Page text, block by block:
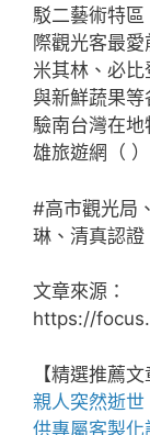
駁二藝術特
際觀光客最
米其林、必
與新鮮蔬果
驗南台灣在
雄旅遊網（ ）
#高市觀光局
琳、清真認證
文章來源：
https://
【精選推薦文
親人突然逝世
供專屬客製化